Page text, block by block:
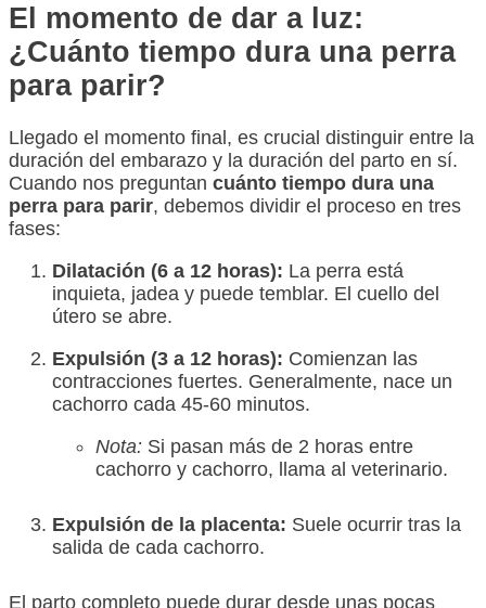
El momento de dar a luz:
¿Cuánto tiempo dura una perra
para parir?
Llegado el momento final, es crucial distinguir entre la
duración del embarazo y la duración del parto en sí.
Cuando nos preguntan cuánto tiempo dura una
perra para parir, debemos dividir el proceso en tres
fases:
Dilatación (6 a 12 horas): La perra está
inquieta, jadea y puede temblar. El cuello del
útero se abre.
Expulsión (3 a 12 horas): Comienzan las
contracciones fuertes. Generalmente, nace un
cachorro cada 45-60 minutos.
Nota: Si pasan más de 2 horas entre
cachorro y cachorro, llama al veterinario.
Expulsión de la placenta: Suele ocurrir tras la
salida de cada cachorro.
El parto completo puede durar desde unas pocas